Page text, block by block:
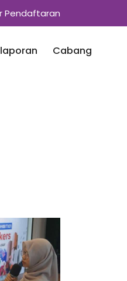
Pendaftaran
Cabang